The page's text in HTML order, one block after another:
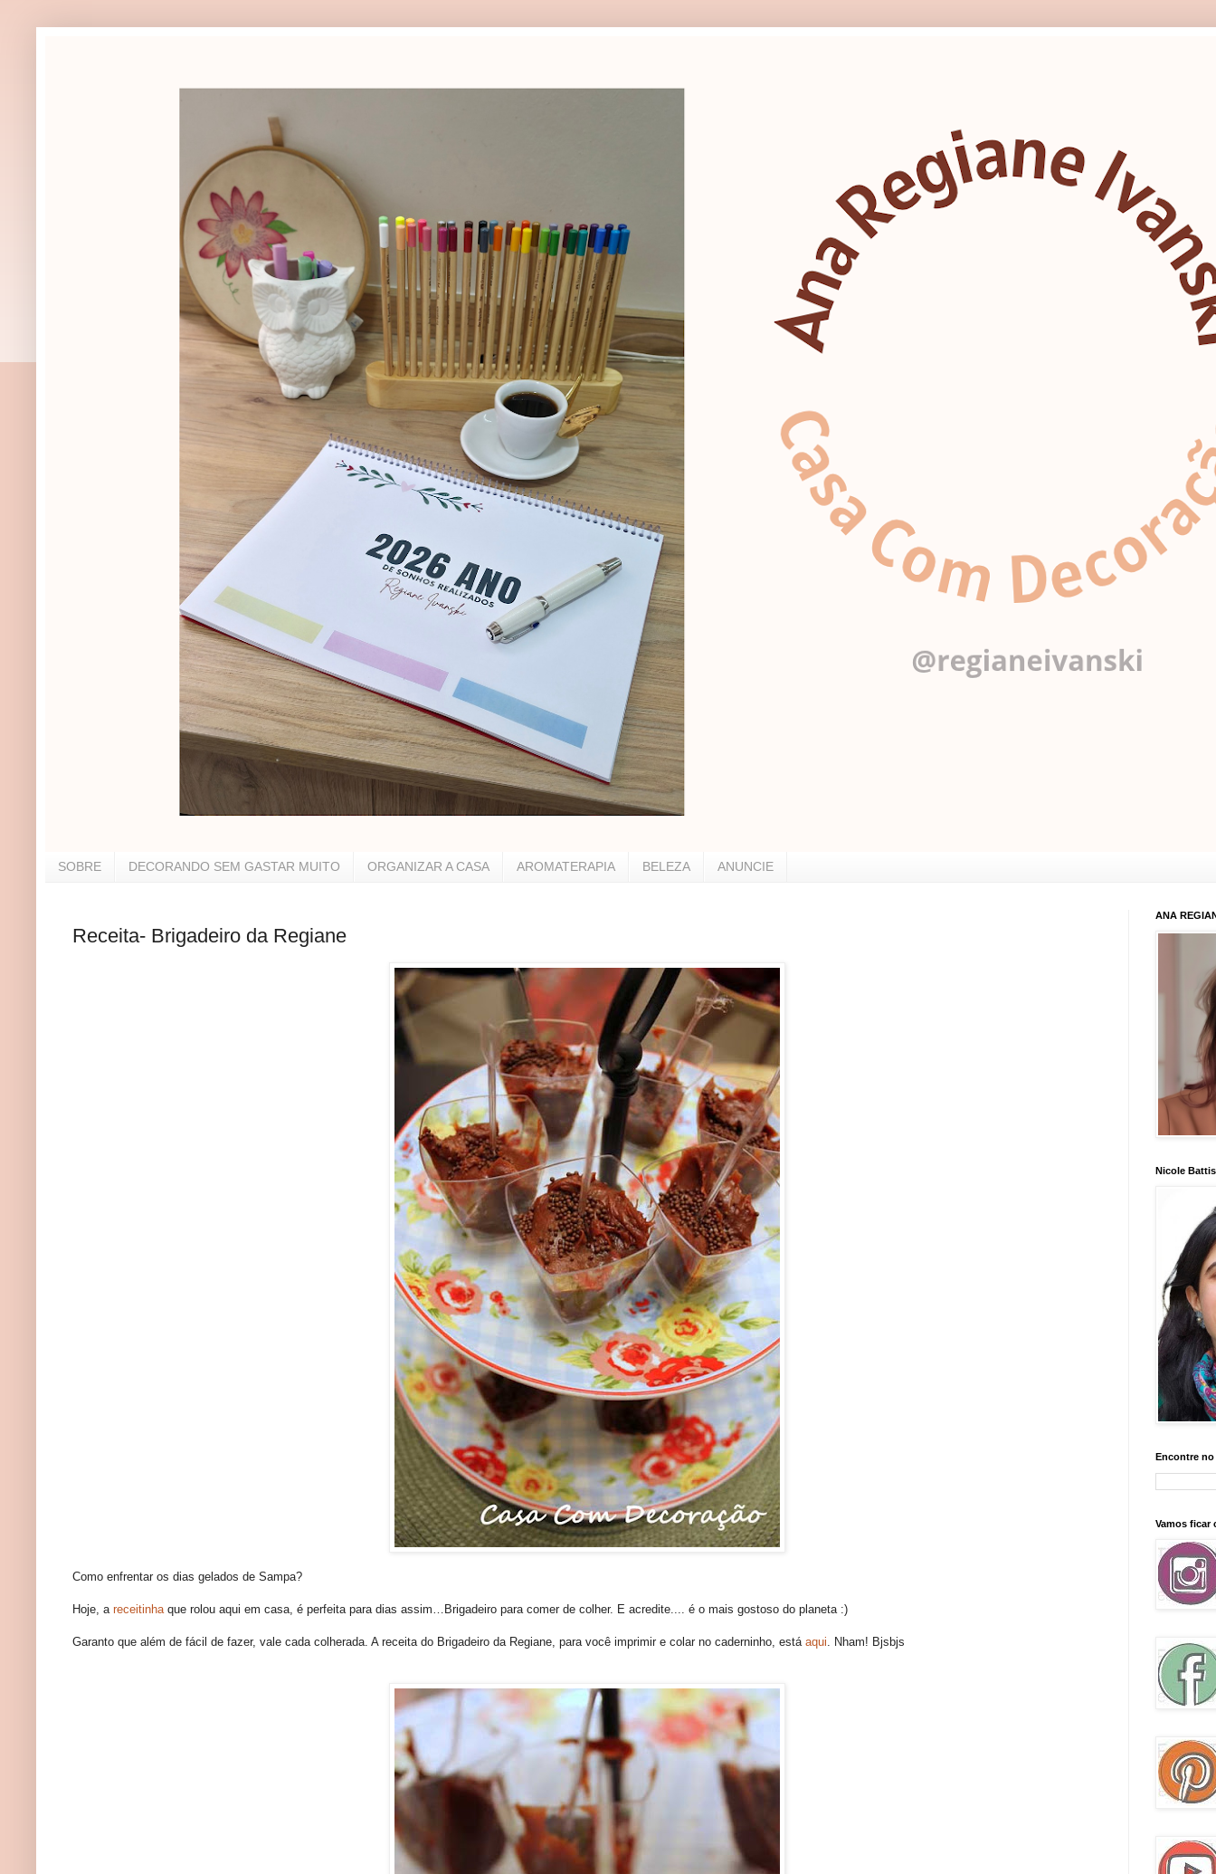
SOBRE DECORANDO SEM GASTAR MUITO ORGANIZAR A CASA AROMATERAPIA BELEZA ANUNCIE
Receita- Brigadeiro da Regiane
Como enfrentar os dias gelados de Sampa?
Hoje, areceitinha que rolou aqui em casa, é perfeita para dias assim…Brigadeiro para comer de colher. E acredite.... é o mais gostoso do planeta :)
Garanto que além de fácil de fazer, vale cada colherada. A receita do Brigadeiro da Regiane, para você imprimir e colar no caderninho, está aqui. Nham! Bjsbjs
ANA
Nicole
Encontre no
Vamos ficar